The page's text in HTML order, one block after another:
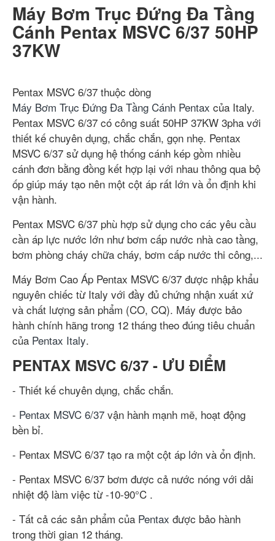
Máy Bơm Trục Đứng Đa Tầng
Cánh Pentax MSVC 6/37 50HP
37KW
Pentax MSVC 6/37 thuộc dòng
Máy Bơm Trục Đứng Đa Tầng Cánh Pentax của Italy.
Pentax MSVC 6/37 có công suất 50HP 37KW 3pha với
thiết kế chuyên dụng, chắc chắn, gọn nhẹ. Pentax
MSVC 6/37 sử dụng hệ thống cánh kép gồm nhiều
cánh đơn bằng đồng kết hợp lại với nhau thông qua bộ
ốp giúp máy tạo nên một cột áp rất lớn và ổn định khi
vận hành.
Pentax MSVC 6/37 phù hợp sử dụng cho các yêu cầu
cần áp lực nước lớn như bơm cấp nước nhà cao tầng,
bơm phòng cháy chữa cháy, bơm cấp nước thi công,...
Máy Bơm Cao Áp Pentax MSVC 6/37 được nhập khẩu
nguyên chiếc từ Italy với đầy đủ chứng nhận xuất xứ
và chất lượng sản phẩm (CO, CQ). Máy được bảo
hành chính hãng trong 12 tháng theo đúng tiêu chuẩn
của Pentax Italy.
PENTAX MSVC 6/37 - ƯU ĐIỂM
- Thiết kế chuyên dụng, chắc chắn.
- Pentax MSVC 6/37 vận hành mạnh mẽ, hoạt động
bền bỉ.
- Pentax MSVC 6/37 tạo ra một cột áp lớn và ổn định.
- Pentax MSVC 6/37 bơm được cả nước nóng với dải
nhiệt độ làm việc từ -10-90°C .
- Tất cả các sản phẩm của Pentax được bảo hành
trong thời gian 12 tháng.